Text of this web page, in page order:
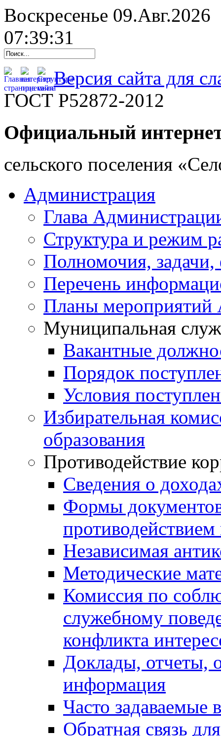
Воскресенье 09.Авг.2026
07:39:32
Версия сайта для
ГОСТ Р52872-2012
Официальный
cельского поселения
Администрация
Глава
Структура и режим
Полномочия,
Перечень
Планы мероприятий
Муниципальная
Вакантные
Порядок
Условия
Избирательная
образования
Противодействие
Сведения о
Формы
Независимая
Методические
Комиссия по
служебному
конфликта
Доклады, отчеты,
информация
Часто задаваемые
Обратная связь